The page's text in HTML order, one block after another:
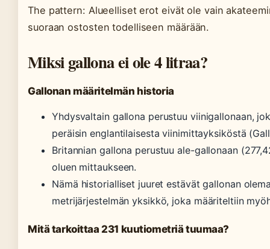
The pattern: Alueelliset erot eivät ole vain
suoraan ostosten todelliseen määrään.
Miksi gallona ei ole 4 litraa?
Gallonan määritelmän historia
Yhdysvaltain gallona perustuu viinigallonaan,
peräisin englantilaisesta viinimittayksiköstä
Britannian gallona perustuu ale-gallonaan
oluen mittaukseen.
Nämä historialliset juuret estävät gallonan
metrijärjestelmän yksikkö, joka määriteltiin
Mitä tarkoittaa 231 kuutiometriä tuumaa?